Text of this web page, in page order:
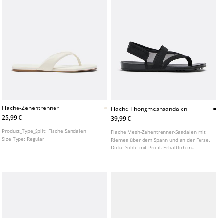
Flache-Zehentrenner
25,99 €
Product_Type_Split: Flache Sandalen
Size Type: Regular
Flache-Thongmeshsandalen
39,99 €
Flache Mesh-Zehentrenner-Sandalen mit
Riemen über dem Spann und an der Ferse.
Dicke Sohle mit Profil. Erhältlich in